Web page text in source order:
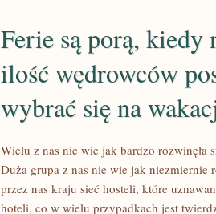
Ferie są porą, kiedy
ilość wędrowców
wybrać się na
Wielu z nas nie wie jak bardzo rozwinęła
Duża grupa z nas nie wie jak niezmiernie
przez nas kraju sieć hosteli, które
hoteli, co w wielu przypadkach jest